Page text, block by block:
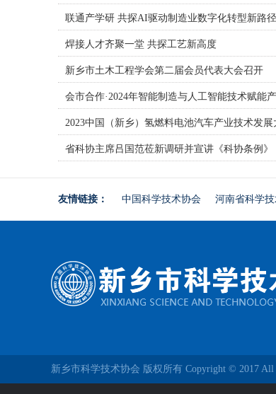
联通产学研 共探AI驱动制造业数字化转型新路径
焊接人才齐聚一堂 共探工艺新高度
新乡市土木工程学会第二届会员代表大会召开
会市合作·2024年智能制造与人工智能技术赋能
2023中国（新乡）氢燃料电池汽车产业技术发
省科协主席吕国范莅新调研并宣讲《科协条例》
友情链接： 中国科学技术协会 河南省科学
新乡市科学技术协会 版权所有 Copyright © 2017 All